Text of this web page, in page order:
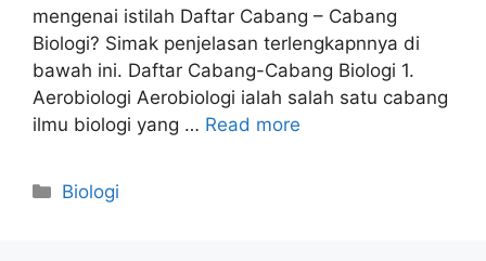
mengenai istilah Daftar Cabang – Cabang
Biologi? Simak penjelasan terlengkapnnya di
bawah ini. Daftar Cabang-Cabang Biologi 1.
Aerobiologi Aerobiologi ialah salah satu cabang
ilmu biologi yang … Read more
Categories
Biologi